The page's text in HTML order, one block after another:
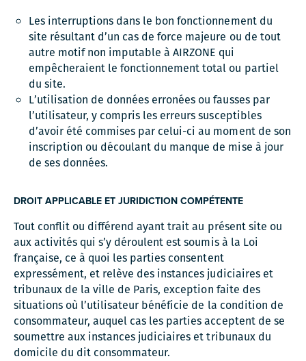
Les interruptions dans le bon fonctionnement du
site résultant d’un cas de force majeure ou de tout
autre motif non imputable à AIRZONE qui
empêcheraient le fonctionnement total ou partiel
du site.
L’utilisation de données erronées ou fausses par
l’utilisateur, y compris les erreurs susceptibles
d’avoir été commises par celui-ci au moment de son
inscription ou découlant du manque de mise à jour
de ses données.
DROIT APPLICABLE ET JURIDICTION COMPÉTENTE
Tout conflit ou différend ayant trait au présent site ou
aux activités qui s’y déroulent est soumis à la Loi
française, ce à quoi les parties consentent
expressément, et relève des instances judiciaires et
tribunaux de la ville de Paris, exception faite des
situations où l’utilisateur bénéficie de la condition de
consommateur, auquel cas les parties acceptent de se
soumettre aux instances judiciaires et tribunaux du
domicile du dit consommateur.